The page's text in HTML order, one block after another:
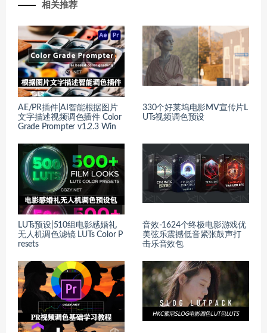
相关推荐
AE/PR插件|AI智能根据图片
文字描述视频调色插件 Color
Grade Prompter v1.2.3 Win
330个好莱坞电影MV宣传片L
UTs视频调色预设
LUTs预设|510组电影感婚礼
无人机调色滤镜 LUTs Color P
resets
音效-1624个终极电影游戏优
美弦乐震撼低音紧张鼓声打
击乐音效包